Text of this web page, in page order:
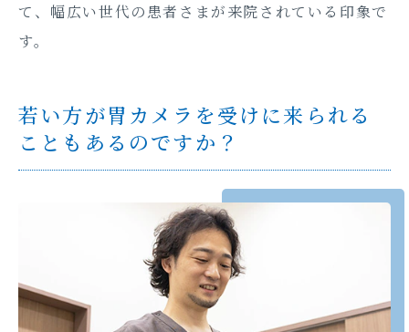
て、幅広い世代の患者さまが来院されている印象で
す。
若い方が胃カメラを受けに来られる
こともあるのですか？